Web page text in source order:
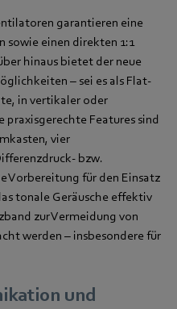
garantieren eine
sowie einen direkten 1:1
hinaus bietet der neue
– sei es als Flat-
in vertikaler oder
Features sind
vier
bzw.
Vorbereitung für den Einsatz
tonale Geräusche effektiv
zur Vermeidung von
werden – insbesondere für
und